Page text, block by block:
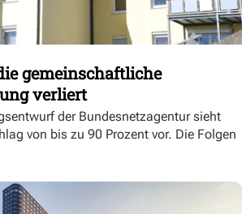
gemeinschaftliche
verliert
der Bundesnetzagentur sieht
von bis zu 90 Prozent vor. Die Folgen